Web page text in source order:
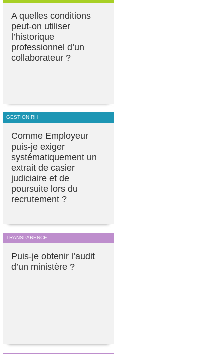
A quelles conditions
peut-on utiliser
l’historique
professionnel d’un
collaborateur ?
GESTION RH
Comme Employeur
puis-je exiger
systématiquement un
extrait de casier
judiciaire et de
poursuite lors du
recrutement ?
TRANSPARENCE
Puis-je obtenir l’audit
d’un ministère ?